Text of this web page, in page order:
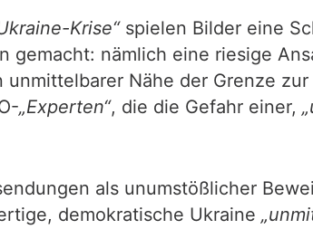
Krise“spielen Bilder eine
gemacht: nämlich eine riesige
Nähe der Grenze
„Experten“, die die Gefahr einer,
als unumstößlicher
demokratische Ukraine